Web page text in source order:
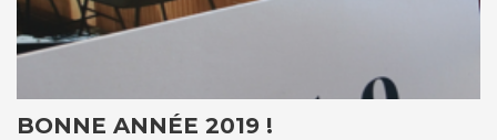
BONNE ANNÉE 2019 !